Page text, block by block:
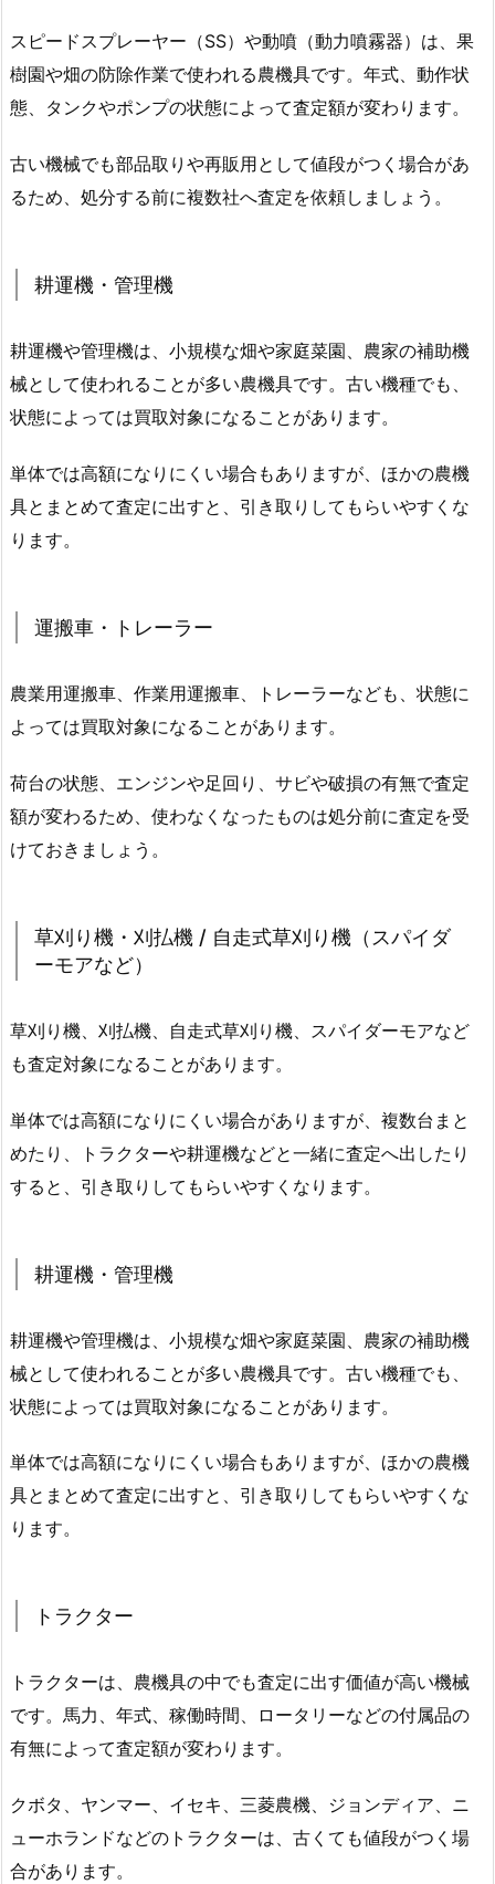
スピードスプレーヤー（SS）や動噴（動力噴霧器）は、果
樹園や畑の防除作業で使われる農機具です。年式、動作状
態、タンクやポンプの状態によって査定額が変わります。
古い機械でも部品取りや再販用として値段がつく場合があ
るため、処分する前に複数社へ査定を依頼しましょう。
耕運機・管理機
耕運機や管理機は、小規模な畑や家庭菜園、農家の補助機
械として使われることが多い農機具です。古い機種でも、
状態によっては買取対象になることがあります。
単体では高額になりにくい場合もありますが、ほかの農機
具とまとめて査定に出すと、引き取りしてもらいやすくな
ります。
運搬車・トレーラー
農業用運搬車、作業用運搬車、トレーラーなども、状態に
よっては買取対象になることがあります。
荷台の状態、エンジンや足回り、サビや破損の有無で査定
額が変わるため、使わなくなったものは処分前に査定を受
けておきましょう。
草刈り機・刈払機 / 自走式草刈り機（スパイダ
ーモアなど）
草刈り機、刈払機、自走式草刈り機、スパイダーモアなど
も査定対象になることがあります。
単体では高額になりにくい場合がありますが、複数台まと
めたり、トラクターや耕運機などと一緒に査定へ出したり
すると、引き取りしてもらいやすくなります。
耕運機・管理機
耕運機や管理機は、小規模な畑や家庭菜園、農家の補助機
械として使われることが多い農機具です。古い機種でも、
状態によっては買取対象になることがあります。
単体では高額になりにくい場合もありますが、ほかの農機
具とまとめて査定に出すと、引き取りしてもらいやすくな
ります。
トラクター
トラクターは、農機具の中でも査定に出す価値が高い機械
です。馬力、年式、稼働時間、ロータリーなどの付属品の
有無によって査定額が変わります。
クボタ、ヤンマー、イセキ、三菱農機、ジョンディア、ニ
ューホランドなどのトラクターは、古くても値段がつく場
合があります。